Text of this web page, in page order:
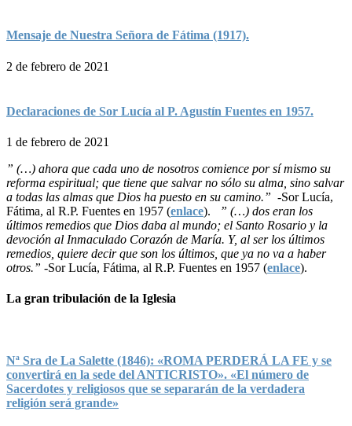
Mensaje de Nuestra Señora de Fátima (1917).
2 de febrero de 2021
Declaraciones de Sor Lucía al P. Agustín Fuentes en 1957.
1 de febrero de 2021
” (…) ahora que cada uno de nosotros comience por sí mismo su
reforma espiritual; que tiene que salvar no sólo su alma, sino salvar
a todas las almas que Dios ha puesto en su camino.” -Sor Lucía,
Fátima, al R.P. Fuentes en 1957 (enlace).
” (…) dos eran los
últimos remedios que Dios daba al mundo; el Santo Rosario y la
devoción al Inmaculado Corazón de María. Y, al ser los últimos
remedios, quiere decir que son los últimos, que ya no va a haber
otros.” -Sor Lucía, Fátima, al R.P. Fuentes en 1957 (enlace).
La gran tribulación de la Iglesia
Nª Sra de La Salette (1846): «ROMA PERDERÁ LA FE y se
convertirá en la sede del ANTICRISTO». «El número de
Sacerdotes y religiosos que se separarán de la verdadera
religión será grande»